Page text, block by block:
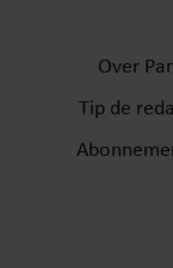
Over
Tip de